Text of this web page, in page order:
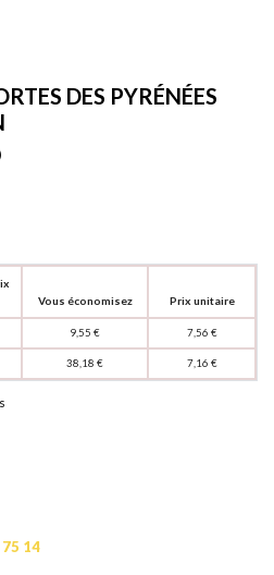
DES PYRÉNÉES
Vous économisez Prix unitaire
9,55 € 7,56 €
38,18 € 7,16 €
14